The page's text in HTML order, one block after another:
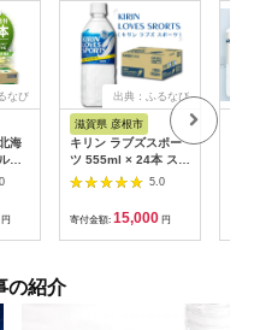
なび
海
レ
円
出典：ふるなび
滋賀県 彦根市
キリン ラブズスポー
ツ 555ml × 24本 スポ
ーツドリンク
5.0
寄付金額: 15,000 円
の紹介